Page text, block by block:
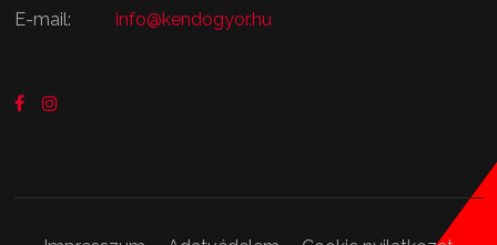
E-mail:info@kendogyor.hu